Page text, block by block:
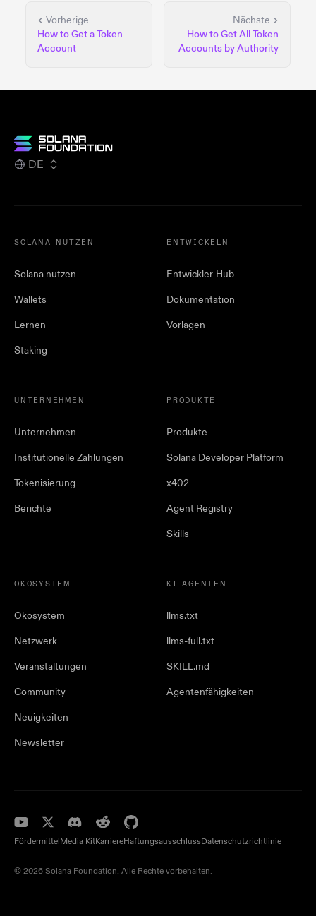
Vorherige
How to Get a Token
Account
Nächste
How to Get All Token
Accounts by Authority
DE
SOLANA NUTZEN
Solana nutzen
Wallets
Lernen
Staking
ENTWICKELN
Entwickler-Hub
Dokumentation
Vorlagen
UNTERNEHMEN
Unternehmen
Institutionelle Zahlungen
Tokenisierung
Berichte
PRODUKTE
Produkte
Solana Developer Platform
x402
Agent Registry
Skills
ÖKOSYSTEM
Ökosystem
Netzwerk
Veranstaltungen
Community
Neuigkeiten
Newsletter
KI-AGENTEN
llms.txt
llms-full.txt
SKILL.md
Agentenfähigkeiten
FördermittelMedia KitKarriereHaftungsausschlussDatenschutzrichtlinie
© 2026 Solana Foundation. Alle Rechte vorbehalten.